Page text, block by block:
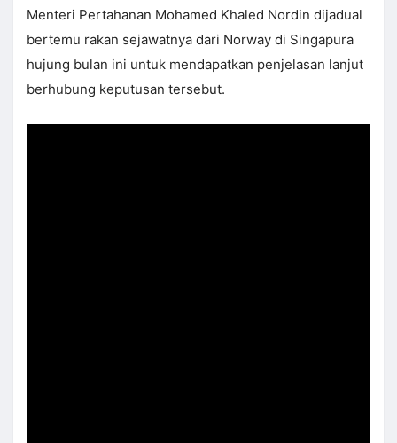
Menteri Pertahanan Mohamed Khaled Nordin dijadual
bertemu rakan sejawatnya dari Norway di Singapura
hujung bulan ini untuk mendapatkan penjelasan lanjut
berhubung keputusan tersebut.